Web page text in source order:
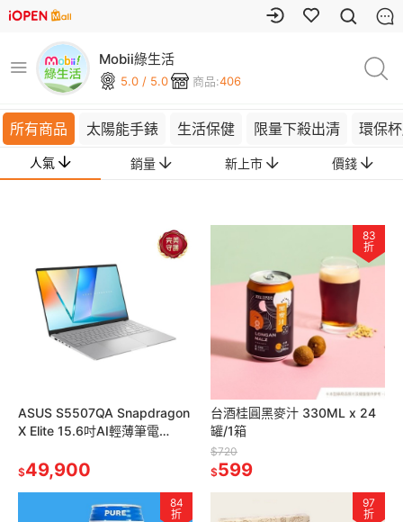
Mobii綠生活
5.0 / 5.0 商品:406
所有商品 太陽能手錶 生活保健 限量下殺出清 環保
人氣 銷量 新上市 價錢
ASUS S5507QA Snapdragon
X Elite 15.6吋AI輕薄筆電
$49,900
83
折
台酒桂圓黑麥汁 330ML x 24
罐/1箱
$720
$599
84
折
97
折